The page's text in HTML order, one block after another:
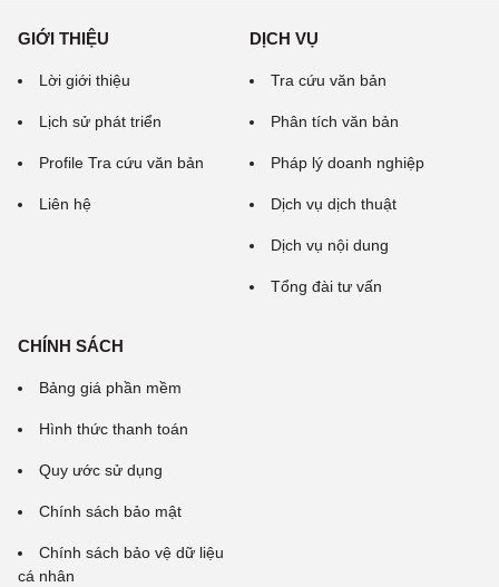
GIỚI THIỆU
Lời giới thiệu
Lịch sử phát triển
Profile Tra cứu văn bản
Liên hệ
DỊCH VỤ
Tra cứu văn bản
Phân tích văn bản
Pháp lý doanh nghiệp
Dịch vụ dịch thuật
Dịch vụ nội dung
Tổng đài tư vấn
CHÍNH SÁCH
Bảng giá phần mềm
Hình thức thanh toán
Quy ước sử dụng
Chính sách bảo mật
Chính sách bảo vệ dữ liệu
cá nhân